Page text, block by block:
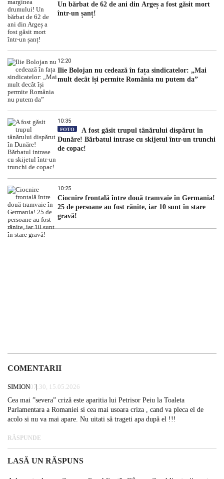
Un bărbat de 62 de ani din Argeș a fost găsit mort
într-un șanț!
12:20
Ilie Bolojan nu cedează în fața sindicatelor: „Mai
mult decât își permite România nu putem da”
10:35
FOTO
A fost găsit trupul tânărului dispărut în
Dunăre! Bărbatul intrase cu skijetul într-un trunchi
de copac!
10:25
Ciocnire frontală între două tramvaie în Germania!
25 de persoane au fost rănite, iar 10 sunt în stare
gravă!
COMENTARII
SIMION07:30, 15.05.2026
Cea mai ”severa” criză este aparitia lui Petrisor Peiu la Toaleta
Parlamentara a Romaniei si cea mai usoara criza , cand va pleca el de
acolo si nu va mai apare. Nu uitati să trageti apa după el !!!
RĂSPUNDE
LASĂ UN RĂSPUNS